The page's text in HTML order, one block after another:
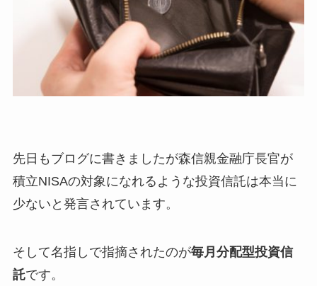
先日もブログに書きましたが森信親金融庁長官が
積立NISAの対象になれるような投資信託は本当に
少ないと発言されています。
そして名指しで指摘されたのが毎月分配型投資信
託です。